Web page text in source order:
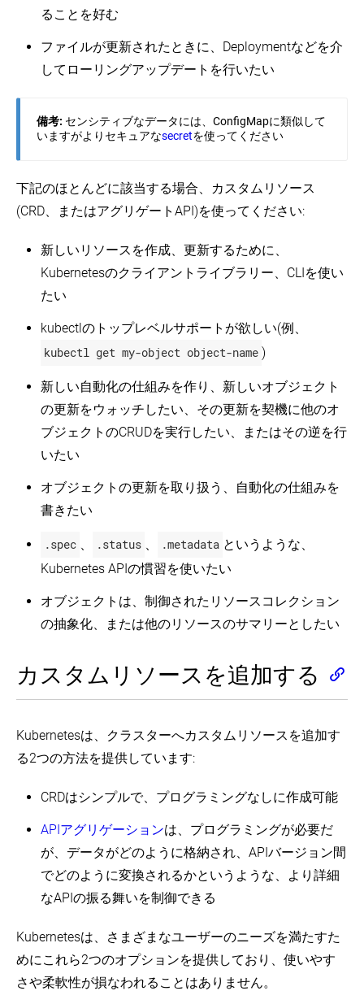
ることを好む
ファイルが更新されたときに、Deploymentなどを介
してローリングアップデートを行いたい
備考: センシティブなデータには、ConfigMapに類似して
いますがよりセキュアなsecretを使ってください
下記のほとんどに該当する場合、カスタムリソース
(CRD、またはアグリゲートAPI)を使ってください:
新しいリソースを作成、更新するために、
Kubernetesのクライアントライブラリー、CLIを使い
たい
kubectlのトップレベルサポートが欲しい(例、
kubectl get my-object object-name )
新しい自動化の仕組みを作り、新しいオブジェクト
の更新をウォッチしたい、その更新を契機に他のオ
ブジェクトのCRUDを実行したい、またはその逆を行
いたい
オブジェクトの更新を取り扱う、自動化の仕組みを
書きたい
.spec 、 .status 、 .metadata というような、
Kubernetes APIの慣習を使いたい
オブジェクトは、制御されたリソースコレクション
の抽象化、または他のリソースのサマリーとしたい
カスタムリソースを追加する
Kubernetesは、クラスターへカスタムリソースを追加す
る2つの方法を提供しています:
CRDはシンプルで、プログラミングなしに作成可能
APIアグリゲーションは、プログラミングが必要だ
が、データがどのように格納され、APIバージョン間
でどのように変換されるかというような、より詳細
なAPIの振る舞いを制御できる
Kubernetesは、さまざまなユーザーのニーズを満たすた
めにこれら2つのオプションを提供しており、使いやす
さや柔軟性が損なわれることはありません。